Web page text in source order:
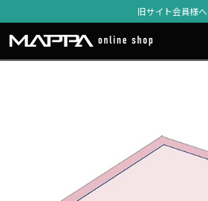
旧サイト会員様へ